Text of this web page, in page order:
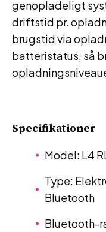
genopladeligt
driftstid pr.
brugstid via
batteristatus, så
Specifikationer
Model: L4
Type:
Bluetooth
Bluetooth-